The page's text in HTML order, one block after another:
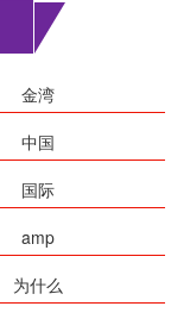
金湾
中国
国际
amp
为什么